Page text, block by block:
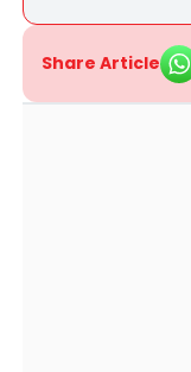
Share Article